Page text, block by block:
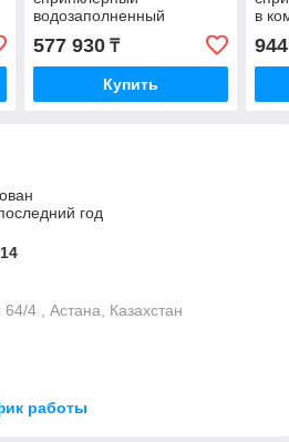
водозаполненный
Производитель ЗАО «ПО
«Спецавтоматика», Бийск
577 930₸
Купить
в
год
64/4 , Астана, Казахстан
работы